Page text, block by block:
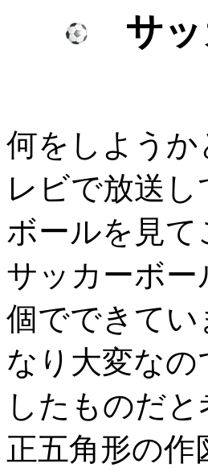
サッ
何をしよう
レビで放送
ボールを見
サッカーボー
個でできて
なり大変な
したものだ
正五角形の